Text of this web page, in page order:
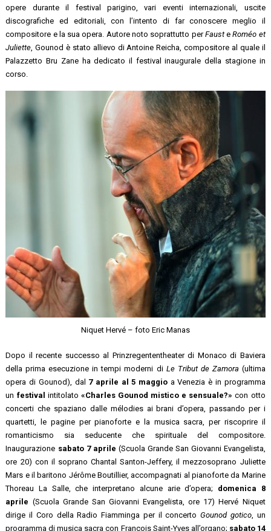
opere durante il festival parigino, vari eventi internazionali, uscite
discografiche ed editoriali, con l’intento di far conoscere meglio il
compositore e la sua opera. Autore noto soprattutto perFausteRoméo et
Juliette , Gounod è stato allievo di Antoine Reicha, compositore al quale il
Palazzetto Bru Zane ha dedicato il festival inaugurale della stagione in
corso.
Niquet Hervé – foto Eric Manas
Dopo il recente successo al Prinzregententheater di Monaco di Baviera
della prima esecuzione in tempi moderni di Le Tribut de Zamora (ultima
opera di Gounod), dal 7 aprile al 5 maggio a Venezia è in programma
un festival intitolato «Charles Gounod mistico e sensuale?» con otto
concerti che spaziano dalle mélodies ai brani d’opera, passando per i
quartetti, le pagine per pianoforte e la musica sacra, per riscoprire il
romanticismo sia seducente che spirituale del compositore.
Inaugurazione sabato 7 aprile (Scuola Grande San Giovanni Evangelista,
ore 20) con il soprano Chantal Santon-Jeffery, il mezzosoprano Juliette
Mars e il baritono Jérôme Boutillier, accompagnati al pianoforte da Marine
Thoreau La Salle, che interpretano alcune arie d’opera; domenica 8
aprile (Scuola Grande San Giovanni Evangelista, ore 17) Hervé Niquet
dirige il Coro della Radio Fiamminga per il concertoGounod gotico, un
programma di musica sacra con François Saint-Yves all’organo; sabato 14